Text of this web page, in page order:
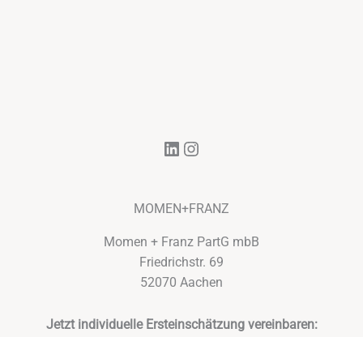
LinkedIn
Instagram
MOMEN+FRANZ
Momen + Franz PartG mbB
Friedrichstr. 69
52070 Aachen
Jetzt individuelle Ersteinschätzung vereinbaren: